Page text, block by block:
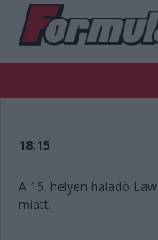
FORMULA
RETRO
PODCAST
18:15
A 15. helyen haladó
miatt.